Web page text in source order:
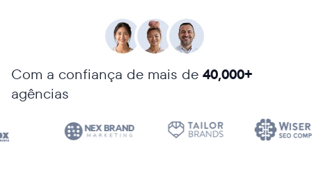
Com a confiança de mais de 40,000+
agências